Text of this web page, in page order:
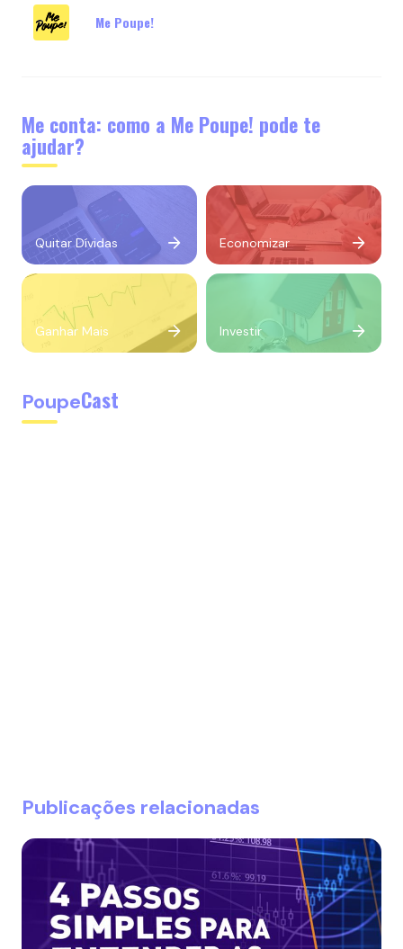
Me Poupe!
Me conta: como a Me Poupe! pode te
ajudar?
Quitar Dívidas Economizar
Ganhar Mais Investir
PoupeCast
Publicações relacionadas